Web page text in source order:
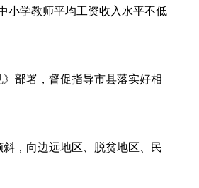
小学教师平均工资收入水平不低
》部署，督促指导市县落实好相
，向边远地区、脱贫地区、民